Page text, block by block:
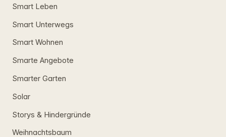
Smart Leben
Smart Unterwegs
Smart Wohnen
Smarte Angebote
Smarter Garten
Solar
Storys & Hindergründe
Weihnachtsbaum